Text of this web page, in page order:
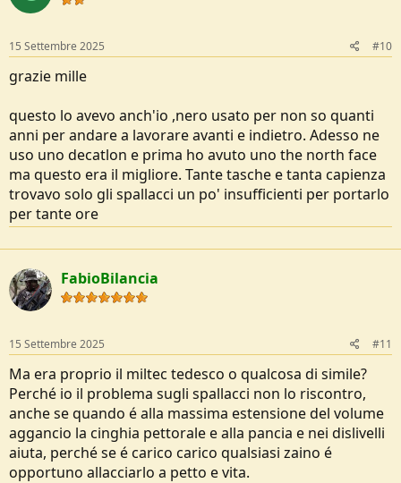
o
s
:
15 Settembre 2025 #10
grazie mille
questo lo avevo anch'io ,nero usato per non so quanti
anni per andare a lavorare avanti e indietro. Adesso ne
uso uno decatlon e prima ho avuto uno the north face
ma questo era il migliore. Tante tasche e tanta capienza
trovavo solo gli spallacci un po' insufficienti per portarlo
per tante ore
FabioBilancia
15 Settembre 2025 #11
Ma era proprio il miltec tedesco o qualcosa di simile?
Perché io il problema sugli spallacci non lo riscontro,
anche se quando é alla massima estensione del volume
aggancio la cinghia pettorale e alla pancia e nei dislivelli
aiuta, perché se é carico carico qualsiasi zaino é
opportuno allacciarlo a petto e vita.